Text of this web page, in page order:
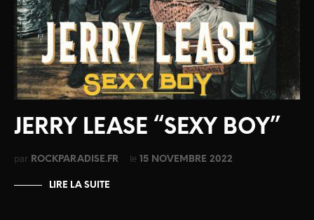
JERRY LEASE “SEXY BOY”
par ROCKPARADISE.FR le 15 NOVEMBRE 2022
LIRE LA SUITE